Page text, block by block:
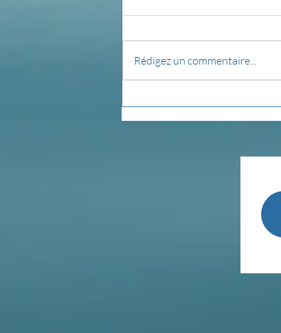
Th. Terestchenko...
Rédigez un commentaire...